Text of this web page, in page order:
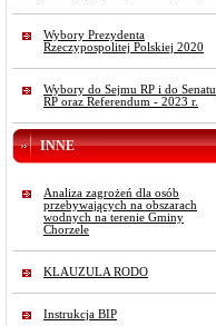
Wybory Prezydenta
Rzeczypospolitej Polskiej 2020
Wybory do Sejmu RP i do Senatu
RP oraz Referendum - 2023 r.
INNE
Analiza zagrożeń dla osób
przebywających na obszarach
wodnych na terenie Gminy
Chorzele
KLAUZULA RODO
Instrukcja BIP